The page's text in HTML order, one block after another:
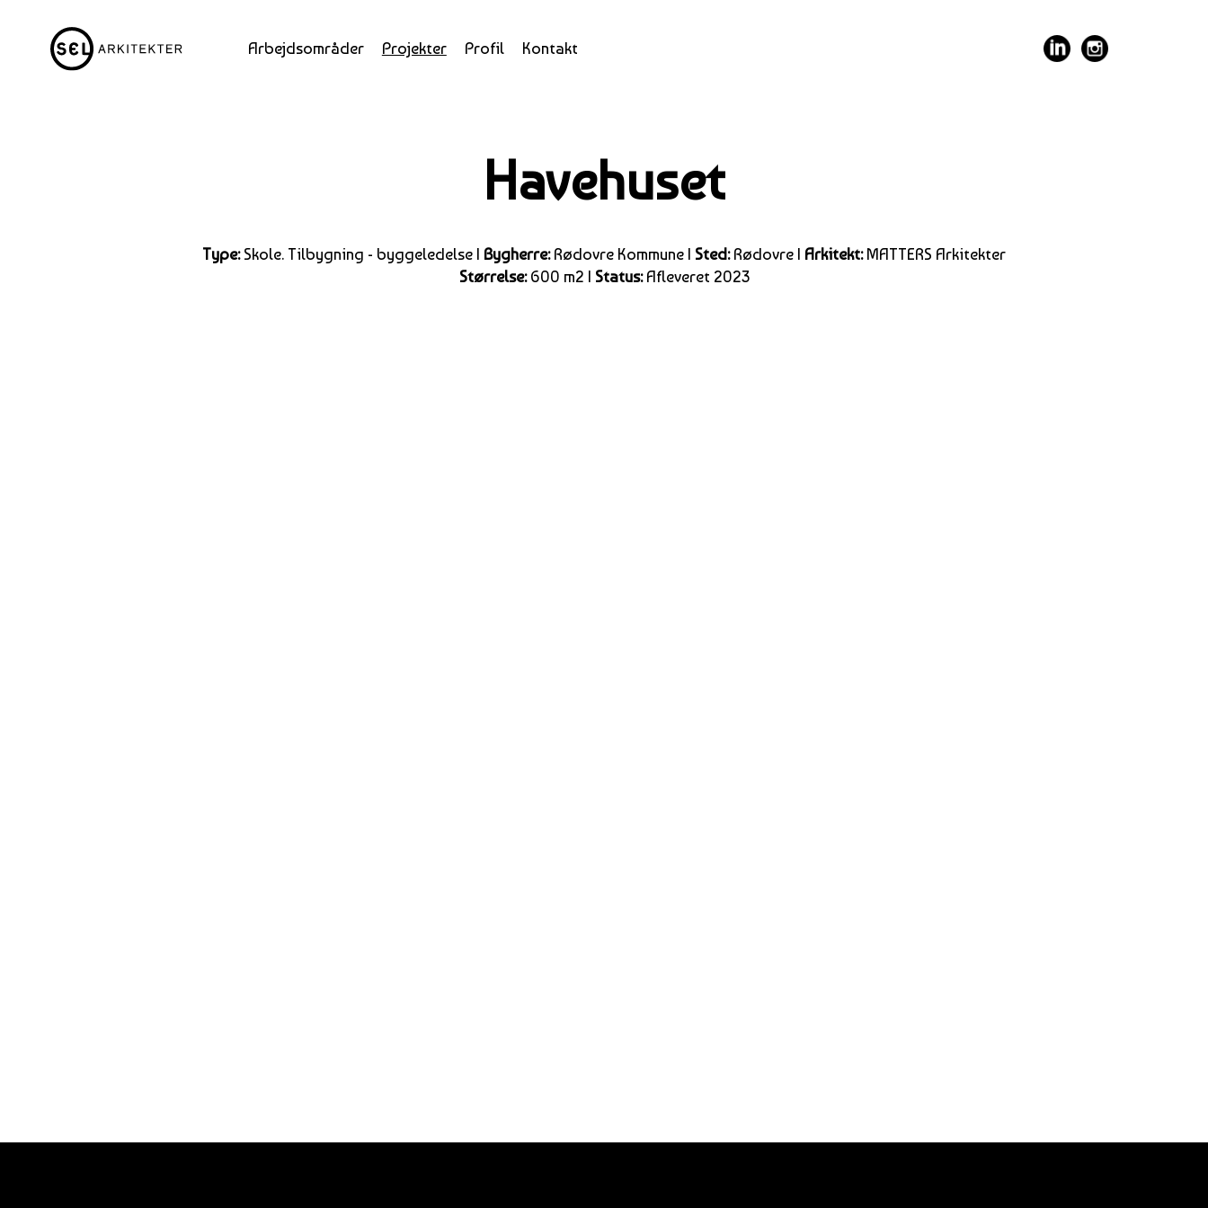
Arbejdsområder Projekter Profil Kontakt
Havehuset
Type:Skole. Tilbygning - byggeledelse | Bygherre:Rødovre Kommune | Sted:Rødovre | Arkitekt:MATTERS Arkitekter
Størrelse:600 m2 | Status:Afleveret 2023